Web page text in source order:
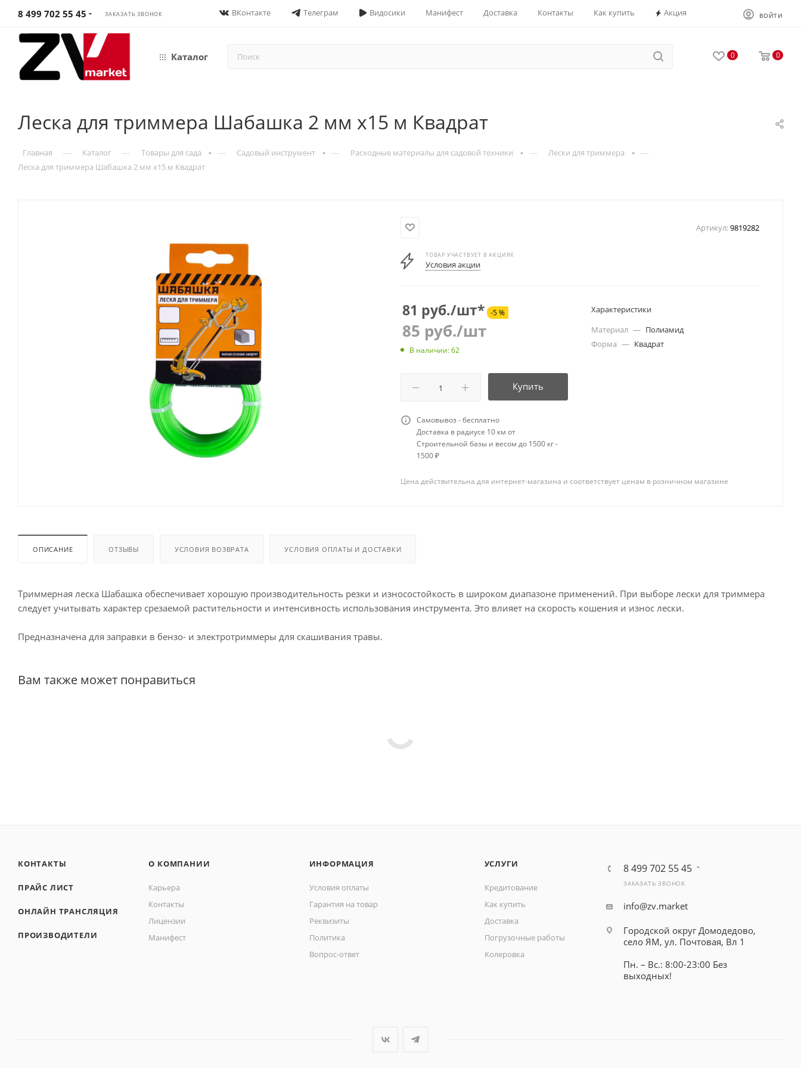
8 499 702 55 45 ЗАКАЗАТЬ ЗВОНОК ВКонтакте Телеграм Видосики Манифест Доставка Контакты Как купить Акция ВОЙТИ
Каталог 0 0
Леска для триммера Шабашка 2 мм х15 м Квадрат
Главная — Каталог — Товары для сада — Садовый инструмент — Расходные материалы для садовой техники — Лески для триммера —
Леска для триммера Шабашка 2 мм х15 м Квадрат
Артикул:9819282
ТОВАР УЧАСТВУЕТ В АКЦИЯХ
Условия акции
81 руб./шт* -5 %
85 руб./шт
В наличии: 62
Купить
Самовывоз - бесплатно
Доставка в радиусе 10 км от
Строительной базы и весом до 1500 кг -
1500 ₽
Характеристики
Материал — Полиамид
Форма — Квадрат
Цена действительна для интернет-магазина и соответствует ценам в розничном магазине
ОПИСАНИЕ ОТЗЫВЫ УСЛОВИЯ ВОЗВРАТА УСЛОВИЯ ОПЛАТЫ И ДОСТАВКИ
Триммерная леска Шабашка обеспечивает хорошую производительность резки и износостойкость в широком диапазоне применений. При выборе лески для триммера
следует учитывать характер срезаемой растительности и интенсивность использования инструмента. Это влияет на скорость кошения и износ лески.
Предназначена для заправки в бензо- и электротриммеры для скашивания травы.
Вам также может понравиться
КОНТАКТЫ
ПРАЙС ЛИСТ
ОНЛАЙН ТРАНСЛЯЦИЯ
ПРОИЗВОДИТЕЛИ
О КОМПАНИИ
Карьера
Контакты
Лицензии
Манифест
ИНФОРМАЦИЯ
Условия оплаты
Гарантия на товар
Реквизиты
Политика
Вопрос-ответ
УСЛУГИ
Кредитование
Как купить
Доставка
Погрузочные работы
Колеровка
8 499 702 55 45
ЗАКАЗАТЬ ЗВОНОК
info@zv.market
Городской округ Домодедово,
село ЯМ, ул. Почтовая, Вл 1
Пн. – Вс.: 8:00-23:00 Без
выходных!